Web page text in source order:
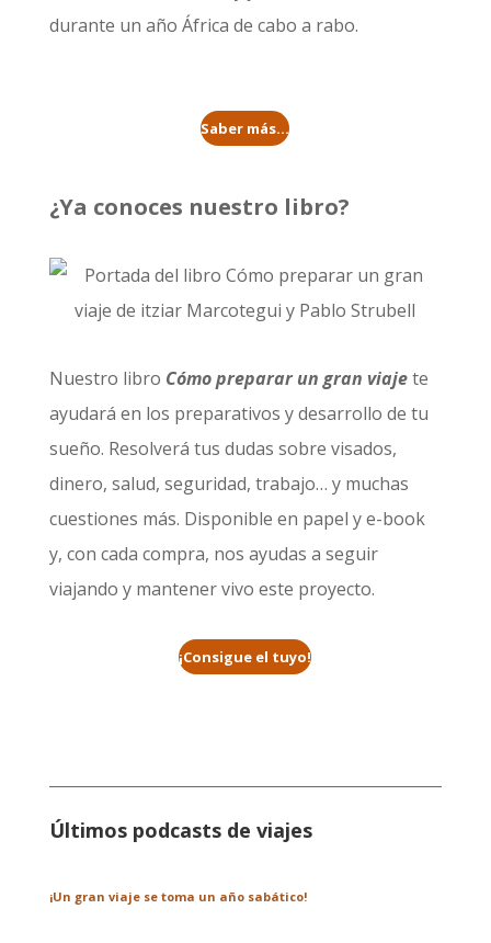
durante un año África de cabo a rabo.
Saber más...
¿Ya conoces nuestro libro?
Nuestro libro Cómo preparar un gran viajete
ayudará en los preparativos y desarrollo de tu
sueño. Resolverá tus dudas sobre visados,
dinero, salud, seguridad, trabajo… y muchas
cuestiones más. Disponible en papel y e-book
y, con cada compra, nos ayudas a seguir
viajando y mantener vivo este proyecto.
¡Consigue el tuyo!
Últimos podcasts de viajes
¡Un gran viaje se toma un año sabático!